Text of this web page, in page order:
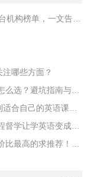
【16万人的经验贴】2022全球十大英语培训平台机构榜单，一文告诉你
哪些方面？
实测厦门机构后讲讲：2026年英语口语培训班怎么选？避坑指南与高效学习新范式
【上海成人英语机构选择指南】职场人如何找到适合自己的英语课程？
【2026英语怎么学？】不用靠意志力硬撑，全程督学让学英语变成日常习惯
【吐血整理】2026年在线外教一对一平台，性价比最高的求推荐！哪家效果好？